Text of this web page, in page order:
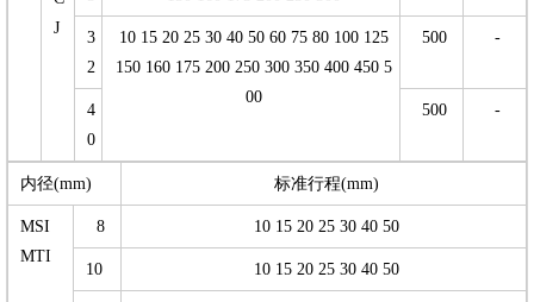
J
3
2
10 15 20 25 30 40 50 60 75 80 100 125
150 160 175 200 250 300 350 400 450 5
00
500 -
4
0
500 -
内径(mm) 标准行程(mm)
MSI
MTI
8 10 15 20 25 30 40 50
10 10 15 20 25 30 40 50